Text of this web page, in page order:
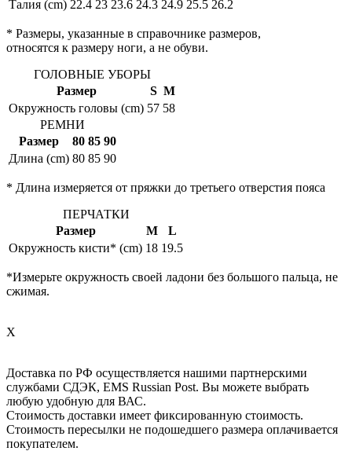
Талия (cm) 22.4 23 23.6 24.3 24.9 25.5 26.2
* Размеры, указанные в справочнике размеров,
относятся к размеру ноги, а не обуви.
ГОЛОВНЫЕ УБОРЫ
Размер
S M
Окружность головы (cm) 57 58
РЕМНИ
Размер
80 85 90
Длина (cm) 80 85 90
* Длина измеряется от пряжки до третьего отверстия пояса
ПЕРЧАТКИ
Размер
M
L
Окружность кисти* (cm) 18 19.5
*Измерьте окружность своей ладони без большого пальца, не
сжимая.
X
Доставка по РФ осуществляется нашими партнерскими
службами СДЭК, EMS Russian Post. Вы можете выбрать
любую удобную для ВАС.
Стоимость доставки имеет фиксированную стоимость.
Стоимость пересылки не подошедшего размера оплачивается
покупателем.